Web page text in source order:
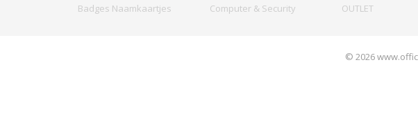
Badges Naamkaartjes
Computer & Security
OUTLET
© 2026